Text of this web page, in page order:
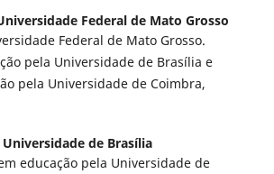
Federal de Mato Grosso
Federal de Mato Grosso.
pela Universidade de Brasília e
pela Universidade de Coimbra,
Universidade de Brasília
educação pela Universidade de